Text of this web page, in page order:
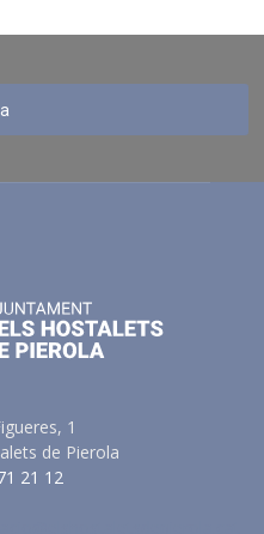
1
de Pierola
21 12